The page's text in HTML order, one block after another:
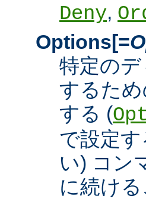
Deny,
Options[=
特定の
するた
する (
で設定
い) コン
に続け